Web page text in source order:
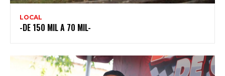
LOCAL
-DE 150 MIL A 70 MIL-